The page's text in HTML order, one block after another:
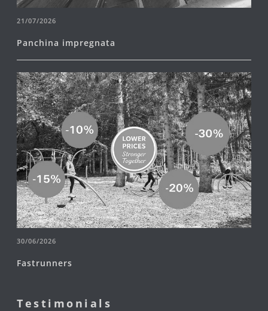
21/07/2026
Panchina impregnata
30/06/2026
Fastrunners
Testimonials